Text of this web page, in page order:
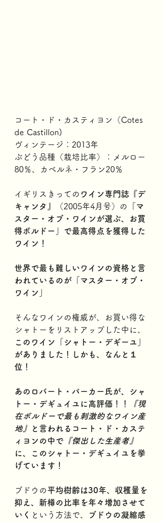
コート・ド・カスティヨン（Cotes
de Castillon)
ヴィンテージ：2013年
ぶどう品種（栽培比率）：メルロー
80％、カベルネ・フラン20％
イギリスきっての ワイン専門誌『デ
キャンタ』
（2005年4月号）の
「マ
スター・オブ・ワインが選ぶ、お買
得ボルドー」で最高得点を獲得した
ワイン！
世界で最も難しいワインの資格と言
われているのが「マスター・オブ・
ワイン」
そんなワインの権威が、お買い得な
シャトーをリストアップした中に、
このワイン「シャトー・デギーユ」
がありました！しかも、なんと１
位！
あのロバート・パーカー氏が、シャ
トー・デギュイユに高評価！！
『現
在ボルドーで最も刺激的なワイン産
地』
と言われるコート・ド・カステ
ィヨンの中で 『傑出した生産者』
に、このシャトー・デギュイユを挙
げています！
ブドウの平均樹齢は30年、収穫量を
抑え、新樽の比率を年々増加させて
いく という方法で、
ブドウの凝縮感